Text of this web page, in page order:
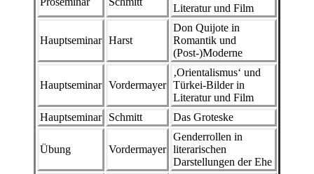
Literatur und Film
Hauptseminar Harst
Don Quijote in
Romantik und
(Post-)Moderne
Hauptseminar Vordermayer
‚Orientalismus‘ und
Türkei-Bilder in
Literatur und Film
Hauptseminar
Schmitt Das Groteske
Übung Vordermayer
Genderrollen in
literarischen
Darstellungen der Ehe